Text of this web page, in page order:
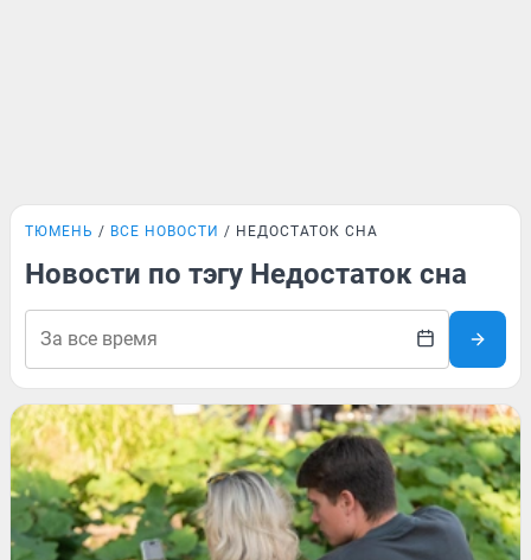
ТЮМЕНЬ ВСЕ НОВОСТИ НЕДОСТАТОК СНА
Новости по тэгу Недостаток сна